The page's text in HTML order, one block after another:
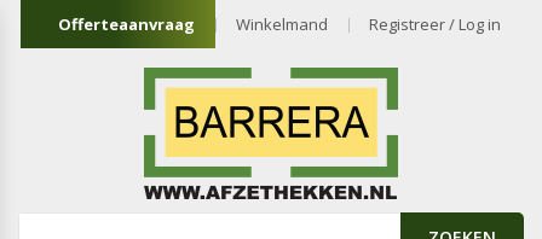
Offerteaanvraag Winkelmand Registreer / Log in